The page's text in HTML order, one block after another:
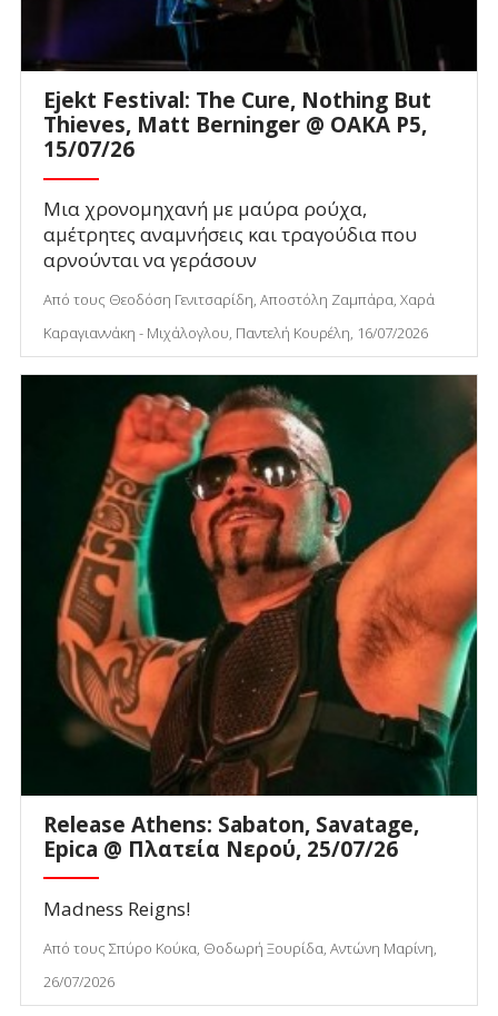
Ejekt Festival: The Cure, Nothing But
Thieves, Matt Berninger @ ΟΑΚΑ P5,
15/07/26
Μια χρονομηχανή με μαύρα ρούχα,
αμέτρητες αναμνήσεις και τραγούδια που
αρνούνται να γεράσουν
Από τους Θεοδόση Γενιτσαρίδη, Αποστόλη Ζαμπάρα, Χαρά
Καραγιαννάκη - Μιχάλογλου, Παντελή Κουρέλη, 16/07/2026
Release Athens: Sabaton, Savatage,
Epica @ Πλατεία Νερού, 25/07/26
Madness Reigns!
Από τους Σπύρο Κούκα, Θοδωρή Ξουρίδα, Αντώνη Μαρίνη,
26/07/2026